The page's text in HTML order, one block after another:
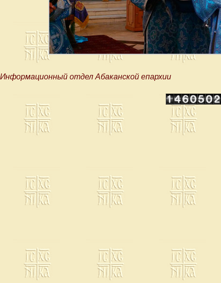
Информационный отдел Абаканской епархии